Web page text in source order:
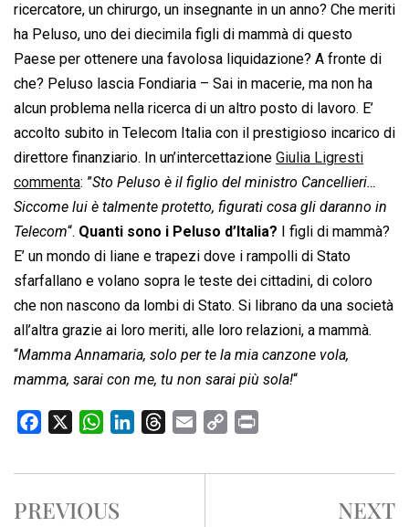
ricercatore, un chirurgo, un insegnante in un anno? Che meriti
ha Peluso, uno dei diecimila figli di mammà di questo
Paese per ottenere una favolosa liquidazione? A fronte di
che? Peluso lascia Fondiaria – Sai in macerie, ma non ha
alcun problema nella ricerca di un altro posto di lavoro. E’
accolto subito in Telecom Italia con il prestigioso incarico di
direttore finanziario. In un’intercettazione Giulia Ligresti
commenta: ”Sto Peluso è il figlio del ministro Cancellieri…
Siccome lui è talmente protetto, figurati cosa gli daranno in
Telecom“. Quanti sono i Peluso d’Italia? I figli di mammà?
E’ un mondo di liane e trapezi dove i rampolli di Stato
sfarfallano e volano sopra le teste dei cittadini, di coloro
che non nascono da lombi di Stato. Si librano da una società
all’altra grazie ai loro meriti, alle loro relazioni, a mammà.
“Mamma Annamaria, solo per te la mia canzone vola,
mamma, sarai con me, tu non sarai più sola!“
c
b
W
a
s
n
r
a
p
i
PREVIOUS NEXT